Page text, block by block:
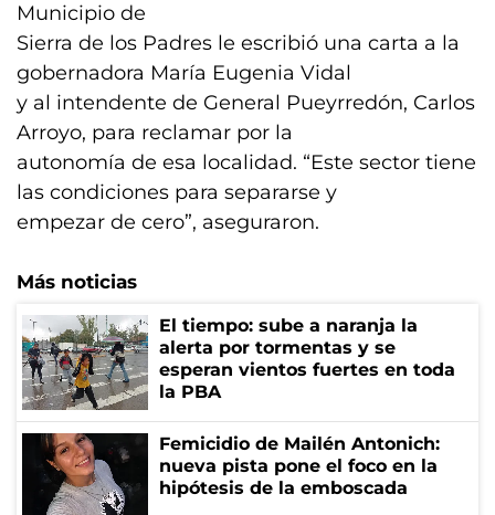
Municipio de
Sierra de los Padres le escribió una carta a la
gobernadora María Eugenia Vidal
y al intendente de General Pueyrredón, Carlos
Arroyo, para reclamar por la
autonomía de esa localidad. “Este sector tiene
las condiciones para separarse y
empezar de cero”, aseguraron.
Más noticias
El tiempo: sube a naranja la
alerta por tormentas y se
esperan vientos fuertes en toda
la PBA
Femicidio de Mailén Antonich:
nueva pista pone el foco en la
hipótesis de la emboscada